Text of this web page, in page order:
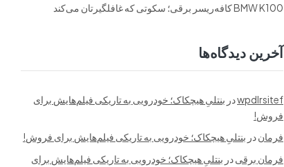
BMW K100 کافه‌ریسر برقی؛ سکوتی که غافلگیرتان می‌کند
آخرین دیدگاه‌ها
wpdlrsitefدر بنتلیِ هیچکاک؛ خودرویی به تاریکی فیلم‌هایش برای
فروش!
فرماندر بنتلیِ هیچکاک؛ خودرویی به تاریکی فیلم‌هایش برای فروش!
فرمان برقیدر بنتلیِ هیچکاک؛ خودرویی به تاریکی فیلم‌هایش برای